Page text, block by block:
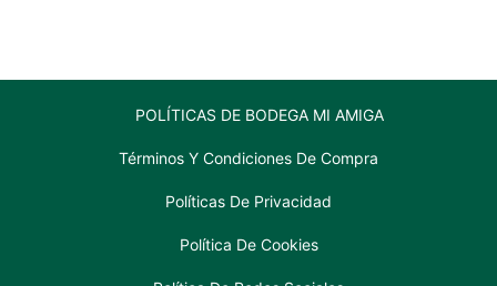
POLÍTICAS DE BODEGA MI AMIGA
Términos Y Condiciones De Compra
Políticas De Privacidad
Política De Cookies